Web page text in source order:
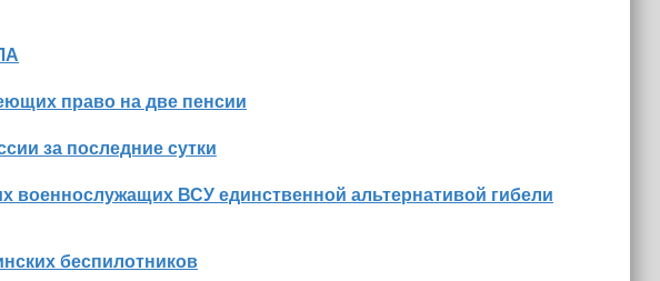
право на две пенсии
за последние сутки
военнослужащих ВСУ единственной альтернативой гибели
беспилотников